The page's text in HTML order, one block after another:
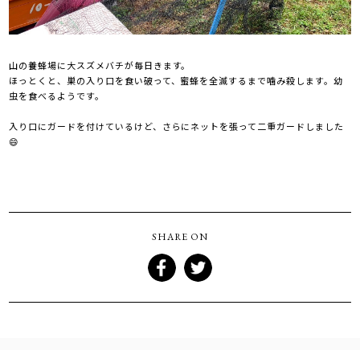
山の養蜂場に大スズメバチが毎日きます。
ほっとくと、巣の入り口を食い破って、蜜蜂を全滅するまで噛み殺します。幼
虫を食べるようです。
入り口にガードを付けているけど、さらにネットを張って二重ガードしました
😄
SHARE ON